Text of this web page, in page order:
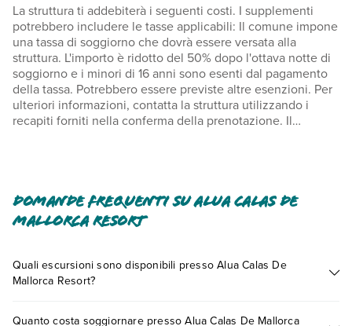
La struttura ti addebiterà i seguenti costi. I supplementi
potrebbero includere le tasse applicabili: Il comune impone
una tassa di soggiorno che dovrà essere versata alla
struttura. L'importo è ridotto del 50% dopo l'ottava notte di
soggiorno e i minori di 16 anni sono esenti dal pagamento
della tassa. Potrebbero essere previste altre esenzioni. Per
ulteriori informazioni, contatta la struttura utilizzando i
recapiti forniti nella conferma della prenotazione. Il
una tassa di soggiorno: dal 1 maggio al 31 ottobre, 3.30 EUR
a persona, a notte, fino a un massimo di 9 notti, e 1.65 EUR
per i periodi più lunghi. Questa tassa non si applica agli
ci ha comunicato la struttura. Supplemento per animali
domestici: 50 EUR ad animale, a notte Non vengono
Domande frequenti su Alua Calas De
Mallorca Resort
Quali escursioni sono disponibili presso Alua Calas De
Mallorca Resort?
Quanto costa soggiornare presso Alua Calas De Mallorca